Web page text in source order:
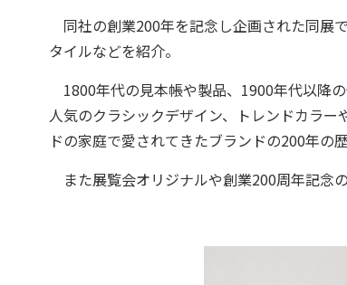
同社の創業200年を記念し企画された同展
タイルなどを紹介。
1800年代の見本帳や製品、1900年代以降
人気のクラシックデザイン、トレンドカラ
ドの家庭で愛されてきたブランドの200年の
また展覧会オリジナルや創業200周年記念